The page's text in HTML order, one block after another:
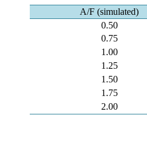
A/F (simulated)
0.50
0.75
1.00
1.25
1.50
1.75
2.00